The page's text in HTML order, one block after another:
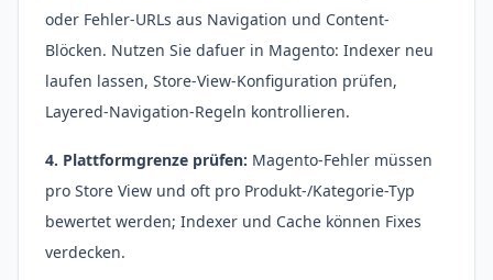
oder Fehler-URLs aus Navigation und Content-
Blöcken. Nutzen Sie dafuer in Magento: Indexer neu
laufen lassen, Store-View-Konfiguration prüfen,
Layered-Navigation-Regeln kontrollieren.
4. Plattformgrenze prüfen: Magento-Fehler müssen
pro Store View und oft pro Produkt-/Kategorie-Typ
bewertet werden; Indexer und Cache können Fixes
verdecken.